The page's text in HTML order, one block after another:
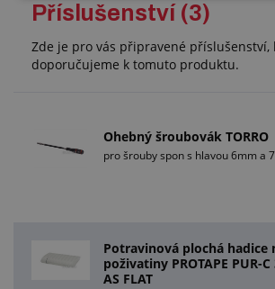
Příslušenství (3)
Zde je pro vás připravené příslušenství,
doporučujeme k tomuto produktu.
Ohebný šroubovák TORRO
pro šrouby spon s hlavou 6mm a
Potravinová plochá hadice
poživatiny PROTAPE PUR-C
AS FLAT